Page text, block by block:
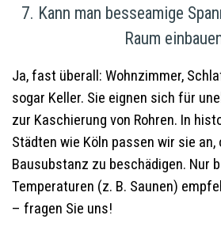
7. Kann man besseamige
Raum
Ja, fast überall: Wohnzimmer,
sogar Keller. Sie eignen sich für
zur Kaschierung von Rohren. In
Städten wie Köln passen wir sie an,
Bausubstanz zu beschädigen. Nur
Temperaturen (z. B. Saunen)
– fragen Sie uns!